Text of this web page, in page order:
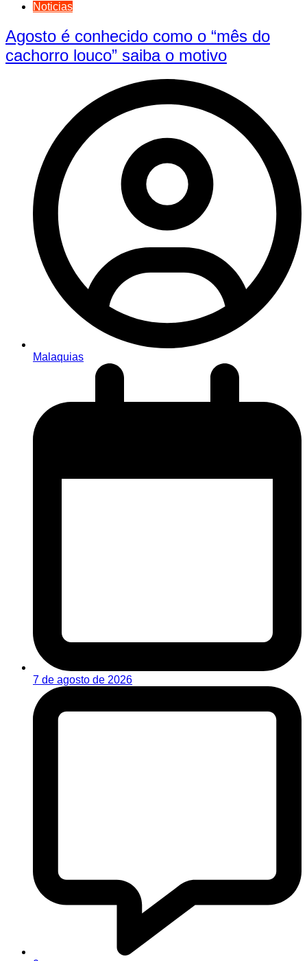
Noticias
Agosto é conhecido como o “mês do
cachorro louco” saiba o motivo
Malaquias
7 de agosto de 2026